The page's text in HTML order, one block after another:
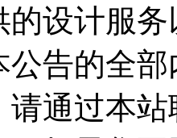
的设计服
公告的全
请通过本